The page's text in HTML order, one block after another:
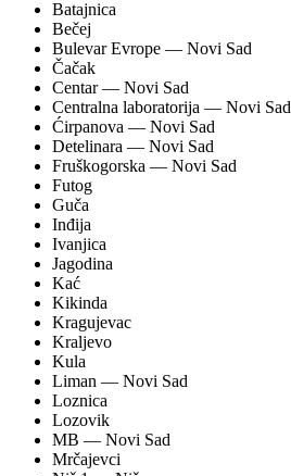
Batajnica
Bečej
Bulevar Evrope — Novi Sad
Čačak
Centar — Novi Sad
Centralna laboratorija — Novi Sad
Ćirpanova — Novi Sad
Detelinara — Novi Sad
Fruškogorska — Novi Sad
Futog
Guča
Inđija
Ivanjica
Jagodina
Kać
Kikinda
Kragujevac
Kraljevo
Kula
Liman — Novi Sad
Loznica
Lozovik
MB — Novi Sad
Mrčajevci